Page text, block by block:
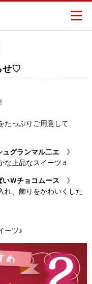
せ♡
たっぷりご用意して
ュグランマル二エ》
な上品なスイーツ♬
いＷチョコムース 》
れ、飾りをかわいくした
ーツ♪